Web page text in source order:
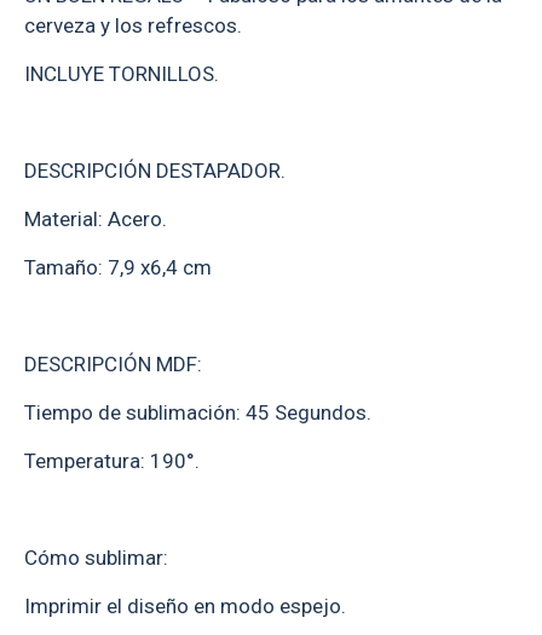
cerveza y los refrescos.
INCLUYE TORNILLOS.
DESCRIPCIÓN DESTAPADOR.
Material: Acero.
Tamaño: 7,9 x6,4 cm
DESCRIPCIÓN MDF:
Tiempo de sublimación: 45 Segundos.
Temperatura: 190°.
Cómo sublimar:
Imprimir el diseño en modo espejo.